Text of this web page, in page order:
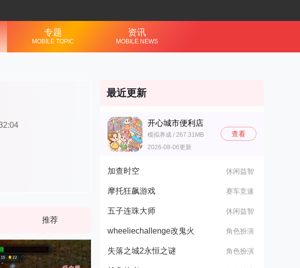
专题
MOBILE TOPIC
资讯
MOBILE NEWS
推荐
最近更新
开心城市便利店
模拟养成 / 267.31MB
2026-08-06更新
查看
加查时空 休闲益智
摩托狂飙游戏 赛车竞速
五子连珠大师 休闲益智
wheeliechallenge改鬼火 角色扮演
失落之城2永恒之谜 角色扮演